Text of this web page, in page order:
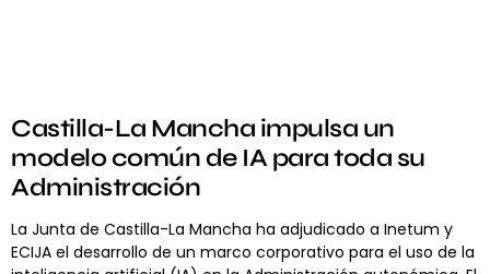
Castilla-La Mancha impulsa un
modelo común de IA para toda su
Administración
La Junta de Castilla-La Mancha ha adjudicado a Inetum y
ECIJA el desarrollo de un marco corporativo para el uso de la